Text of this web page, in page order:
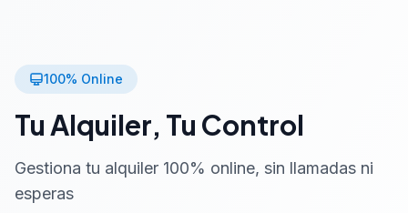
100% Online
Tu Alquiler, Tu Control
Gestiona tu alquiler 100% online, sin llamadas ni
esperas